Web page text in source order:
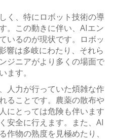
く、特にロボット技術の導
。この動きに伴い、AIエン
いるのが現状です。ロボッ
響は多岐にわたり、それら
ジニアがより多くの場面で
ます。
人力が行っていた煩雑な作
ることです。農薬の散布や
にとっては危険も伴います
安全に行えます。また、AI
作物の熟度を見極めたり、